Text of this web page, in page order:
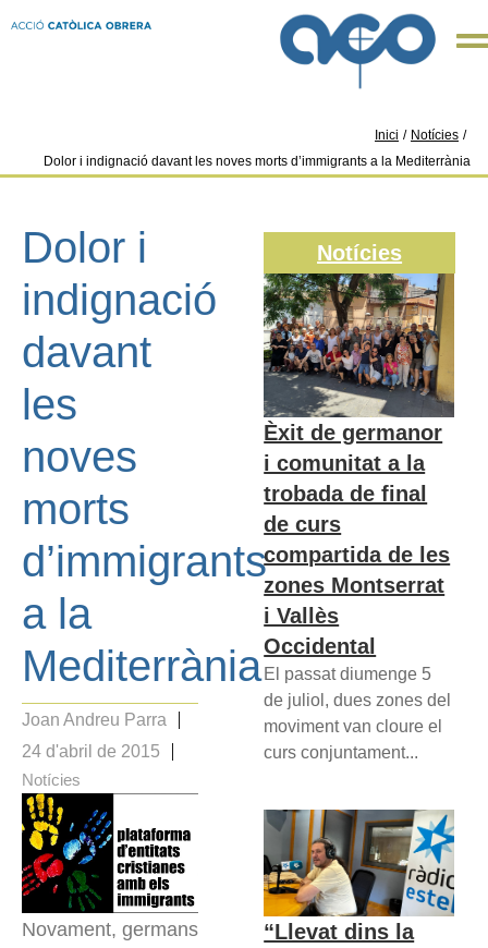
Inici / Notícies /
Dolor i indignació davant les noves morts d’immigrants a la Mediterrània
Dolor i
indignació
davant
les
noves
morts
d’immigrants
a la
Mediterrània
Joan Andreu Parra
24 d'abril de 2015
Notícies
Novament, germans
Notícies
Èxit de germanor
i comunitat a la
trobada de final
de curs
compartida de les
zones Montserrat
i Vallès
Occidental
El passat diumenge 5
de juliol, dues zones del
moviment van cloure el
curs conjuntament...
“Llevat dins la